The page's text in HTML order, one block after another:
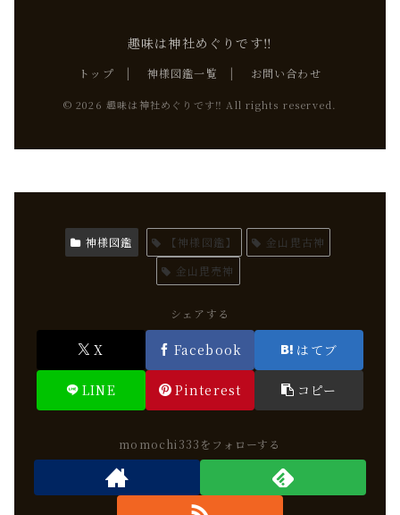
趣味は神社めぐりです‼
トップ | 神様図鑑一覧 | お問い合わせ
© 2026 趣味は神社めぐりです‼ All rights reserved.
神様図鑑 【神様図鑑】
金山毘古神
金山毘売神
シェアする
X Facebook はてブ
LINE Pinterest コピー
momochi333をフォローする